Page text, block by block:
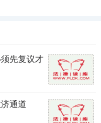
先复议才
通道